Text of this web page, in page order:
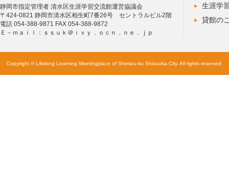
静岡市指定管理者 清水区生涯学習交流館運営協議会
〒424-0821 静岡市清水区相生町7番26号 セントラルビル2階
電話 054-388-9871 FAX 054-388-9872
Ｅ－ｍａｉｌ：ｓｓｕｋ＠ｉｖｙ．ｏｃｎ．ｎｅ．ｊｐ
生涯学
貸館の
Copyright © Lifelong Learning Meetingplace of Shimizu-ku Shizuoka City. All rights reserved.